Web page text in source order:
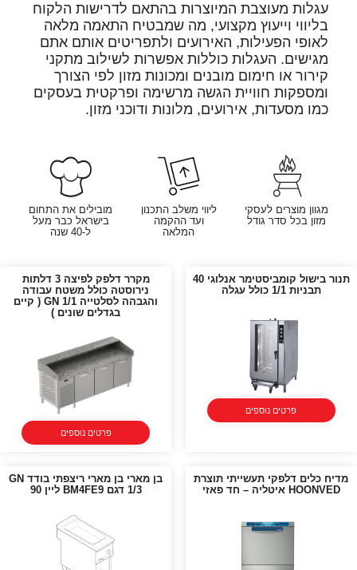
עגלות מעוצבת המיוצרות בהתאם לדרישות הלקוח
בליווי וייעוץ מקצועי, מה שמבטיח התאמה מלאה
לאופי הפעילות, האירועים ולתפריטים אותם אתם
מגישים. העגלות כוללות אפשרות לשילוב מתקני
קירור או חימום מובנים ומכונות מזון לפי הצורך
ומספקות חוויית הגשה מרשימה ופרקטית בעסקים
כמו מסעדות, אירועים, מלונות ודוכני מזון.
מגוון מוצרים לעסקי
מזון בכל סדר גודל
ליווי משלב התכנון
ועד ההקמה
המלאה
מובילים את התחום
בישראל כבר מעל
ל-40 שנה
תנור בישול קומביסטימר אנלוגי 40
תבניות 1/1 כולל עגלה
פרטים נוספים
מקרר דלפק לפיצה 3 דלתות
נירוסטה כולל משטח עבודה
והגבהה לסלטייה 1/1 GN ׁ( קיים
בגדלים שונים )
פרטים נוספים
מדיח כלים דלפקי תעשייתי תוצרת
HOONVED איטליה – חד פאזי
בן מארי בן מארי ריצפתי בודד GN
1/3 דגם BM4FE9 ליין 90